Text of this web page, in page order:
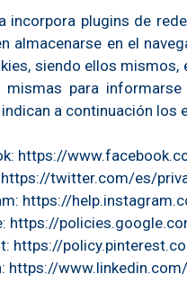
incorpora plugins de
almacenarse en el
siendo ellos mismos,
para
a continuación los
https://
https://twitter.com/es/
https://
https://
https://
https://